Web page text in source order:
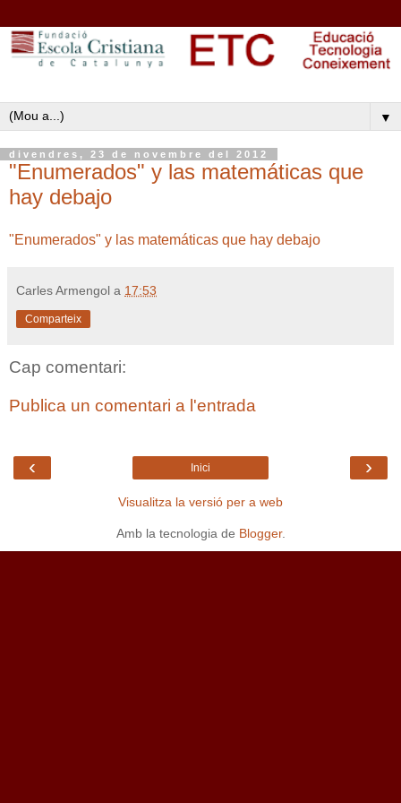
▼
divendres, 23 de novembre del 2012
"Enumerados" y las matemáticas que
hay debajo
"Enumerados" y las matemáticas que hay debajo
Carles Armengol a 17:53
Comparteix
Cap comentari:
Publica un comentari a l'entrada
‹ ›
Inici
Visualitza la versió per a web
Amb la tecnologia de Blogger.